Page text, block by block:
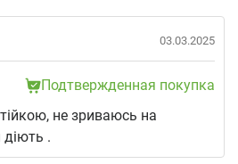
03.03.2025
Подтвержденная покупка
не зриваюсь на
.